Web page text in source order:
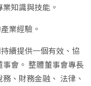
知識與技能。
業經驗。
續提供一個有效、協
會。 整體董事會專長
、財務金融、 法律、